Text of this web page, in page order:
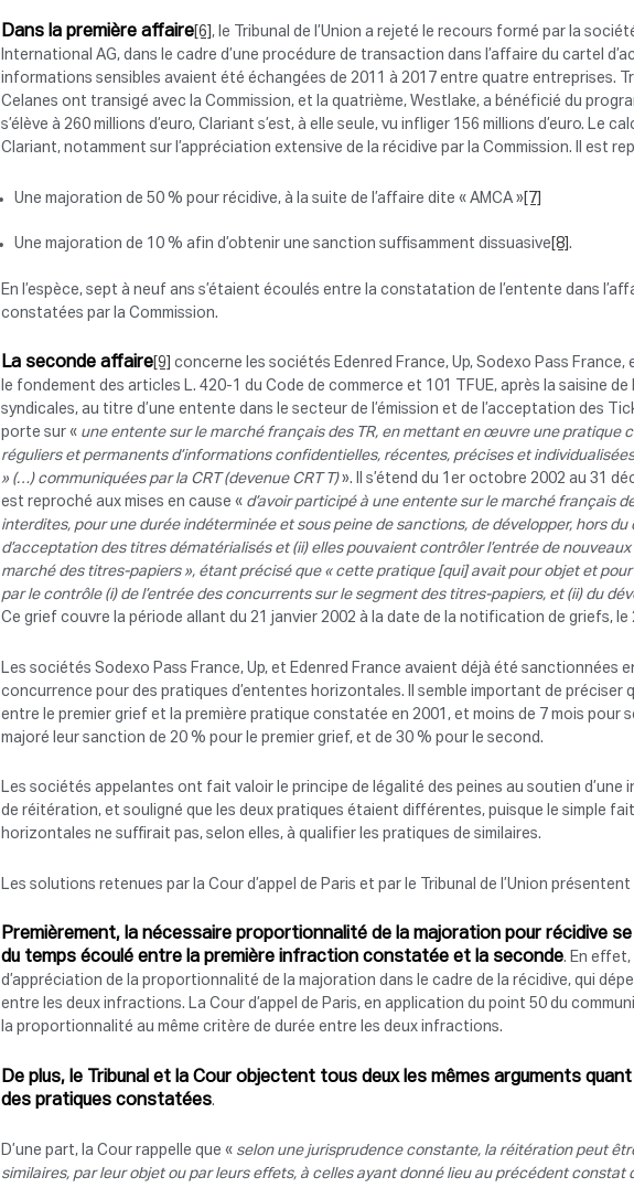
Dans la première affaire [6], le Tribunal de l’Union a rejeté le recours formé par la
International AG, dans le cadre d’une procédure de transaction dans l’affaire du cartel
informations sensibles avaient été échangées de 2011 à 2017 entre quatre entreprises.
Celanes ont transigé avec la Commission, et la quatrième, Westlake, a bénéficié du
s’élève à 260 millions d’euro, Clariant s’est, à elle seule, vu infliger 156 millions d’euro. Le
Clariant, notamment sur l’appréciation extensive de la récidive par la Commission. Il est
Une majoration de 50 % pour récidive, à la suite de l’affaire dite « AMCA » [7]
Une majoration de 10 % afin d’obtenir une sanction suffisamment dissuasive [8].
En l’espèce, sept à neuf ans s’étaient écoulés entre la constatation de l’entente dans
constatées par la Commission.
La seconde affaire [9] concerne les sociétés Edenred France, Up, Sodexo Pass
le fondement des articles L. 420-1 du Code de commerce et 101 TFUE, après la saisine
syndicales, au titre d’une entente dans le secteur de l’émission et de l’acceptation des
porte sur « une entente sur le marché français des TR, en mettant en œuvre une pratique
réguliers et permanents d’informations confidentielles, récentes, précises et
» (…) communiquées par la CRT (devenue CRT T)». Il s’étend du 1er octobre 2002 au 31
est reproché aux mises en cause « d’avoir participé à une entente sur le marché français
interdites, pour une durée indéterminée et sous peine de sanctions, de développer, hors du
d’acceptation des titres dématérialisés et (ii) elles pouvaient contrôler l’entrée de
marché des titres-papiers », étant précisé que « cette pratique [qui] avait pour objet et
par le contrôle (i) de l’entrée des concurrents sur le segment des titres-papiers, et (ii) du
Ce grief couvre la période allant du 21 janvier 2002 à la date de la notification de griefs, le
Les sociétés Sodexo Pass France, Up, et Edenred France avaient déjà été sanctionnées
concurrence pour des pratiques d’ententes horizontales. Il semble important de préciser
entre le premier grief et la première pratique constatée en 2001, et moins de 7 mois pour
majoré leur sanction de 20 % pour le premier grief, et de 30 % pour le second.
Les sociétés appelantes ont fait valoir le principe de légalité des peines au soutien
de réitération, et souligné que les deux pratiques étaient différentes, puisque le simple fait
horizontales ne suffirait pas, selon elles, à qualifier les pratiques de similaires.
Les solutions retenues par la Cour d’appel de Paris et par le Tribunal de l’Union
Premièrement, la nécessaire proportionnalité de la majoration pour récidive
du temps écoulé entre la première infraction constatée et la seconde. En effet,
d’appréciation de la proportionnalité de la majoration dans le cadre de la récidive, qui
entre les deux infractions. La Cour d’appel de Paris, en application du point 50 du
la proportionnalité au même critère de durée entre les deux infractions.
De plus, le Tribunal et la Cour objectent tous deux les mêmes arguments
des pratiques constatées.
D’une part, la Cour rappelle que « selon une jurisprudence constante, la réitération peut
similaires, par leur objet ou par leurs effets, à celles ayant donné lieu au précédent constat